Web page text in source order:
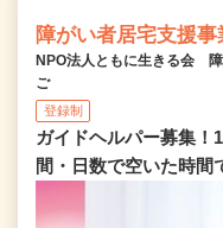
障がい者居宅支援
NPO法人ともに生きる会
ご
登録制
ガイドヘルパー募集！
間・日数で空いた時間